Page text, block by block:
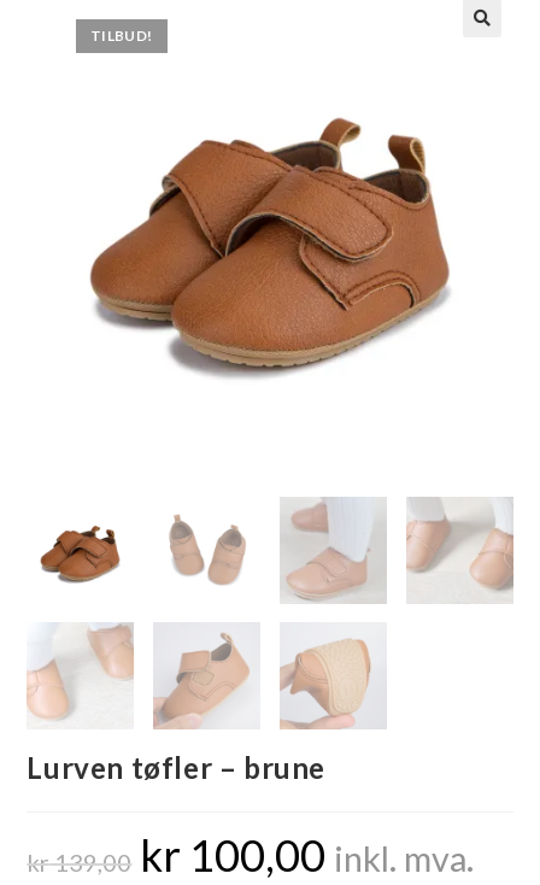
TILBUD!
Lurven tøfler – brune
kr139,00 kr 100,00 inkl. mva.